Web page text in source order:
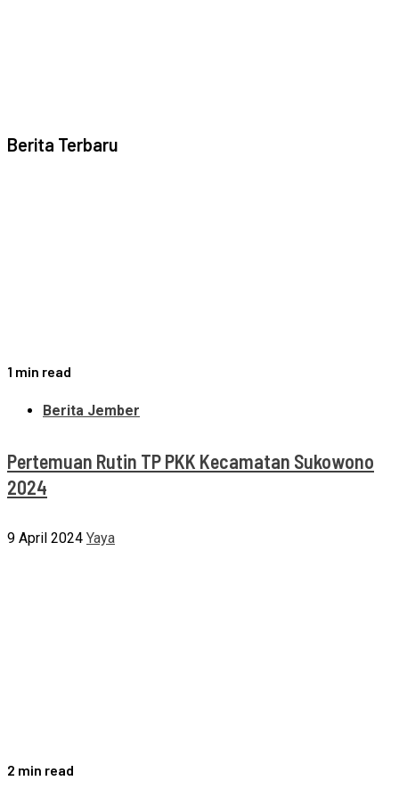
Berita Terbaru
1 min read
Berita Jember
Pertemuan Rutin TP PKK Kecamatan Sukowono
2024
9 April 2024 Yaya
2 min read